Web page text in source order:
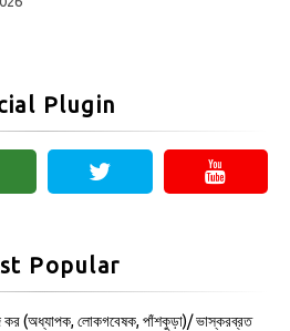
Plugin
Popular
কর (অধ্যাপক, লোকগবেষক, পাঁশকুড়া)/ ভাস্করব্রত